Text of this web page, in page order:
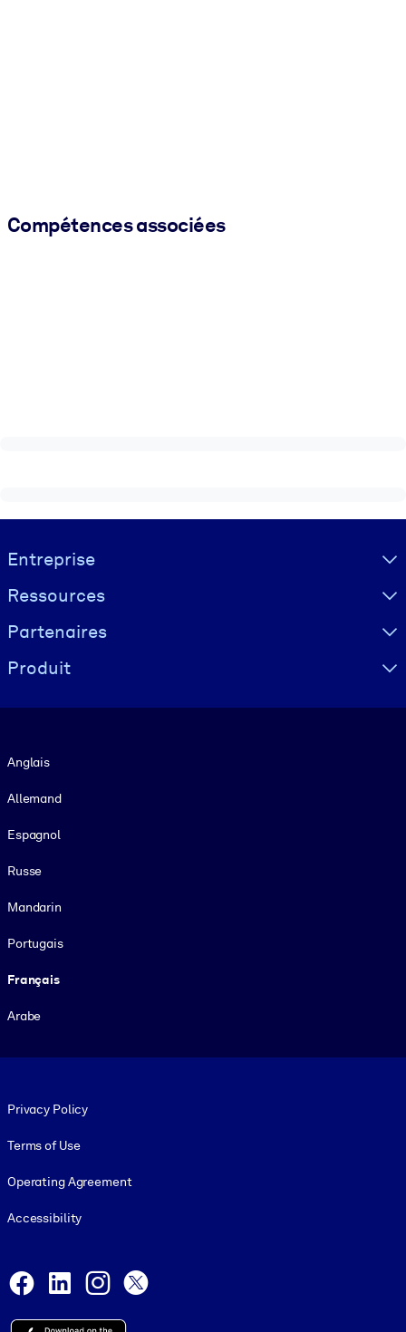
Compétences associées
Visually hidden Text
Entreprise
Ressources
Partenaires
Produit
Anglais
Allemand
Espagnol
Russe
Mandarin
Portugais
Français
Arabe
Privacy Policy
Terms of Use
Operating Agreement
Accessibility
Facebook
LinkedInInstagram